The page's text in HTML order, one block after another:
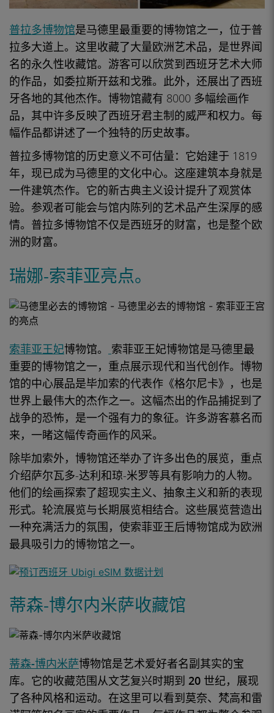
普拉多博物馆是马德里最重要的博物馆之一，位于普
拉多大道上。这里收藏了大量欧洲艺术品，是世界闻
名的永久性收藏馆。游客可以欣赏到西班牙艺术大师
的作品，如委拉斯开兹和戈雅。此外，还展出了西班
牙各地的其他杰作。博物馆藏有 8000 多幅绘画作
品，其中许多反映了西班牙君主制 的威严和权力。每
幅作品都讲述了一个独特的历史故事。
普拉多博物馆的历史意义不可估量：它始建于 1819
年，现已成为马德里的文化中心。这座建筑本身就是
一件建筑杰作。它的新古典主义设计提升了观赏体
验。参观者可能会与馆内陈列的艺术品产生深厚的感
情。 普拉多博物馆不仅是西班牙的财富，也是整个欧
洲的财富。
瑞娜-索菲亚亮点。
索菲亚王妃博物馆。 索菲亚王妃博物馆是马德里最
重要的博物馆之一，重点展示现代和当代创作。博物
馆的中心展品是毕加索的代表作《格尔尼卡》，也是
世界上最伟大的杰作之一。这幅杰出的作品捕捉到了
战争的恐怖，是一个强有力的象征。许多游客慕名而
来，一睹这幅传奇画作的风采。
除毕加索外，博物馆还举办了许多出色的展览， 重点
介绍萨尔瓦多-达利和琼-米罗等具有影响力的人物。
他们的绘画探索了超现实主义、抽象主义和新的表现
形式。轮流展览与长期展览相结合。这些展览营造出
一种充满活力的氛围，使索菲亚王后博物馆成为欧洲
最具吸引力的博物馆之一。
蒂森-博尔内米萨收藏馆
蒂森-博内米萨博物馆是艺术爱好者名副其实的宝
库。它的收藏范围从文艺复兴时期到 20 世纪，展现
了各种风格和运动。在这里可以看到莫奈、 梵高和雷